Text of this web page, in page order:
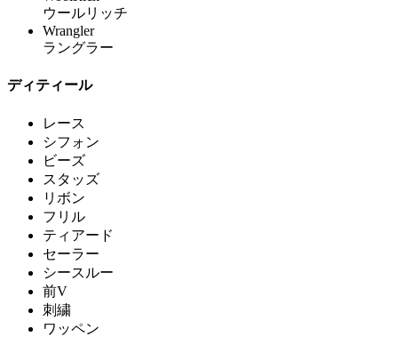
ウールリッチ
Wrangler
ラングラー
ディティール
レース
シフォン
ビーズ
スタッズ
リボン
フリル
ティアード
セーラー
シースルー
前V
刺繍
ワッペン